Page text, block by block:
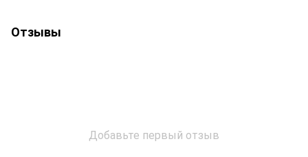
Отзывы
Добавьте первый отзыв